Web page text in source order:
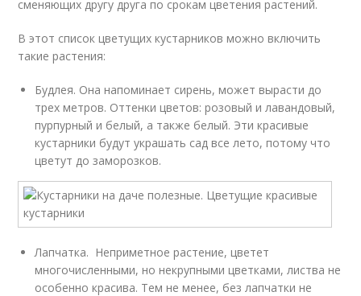
сменяющих другу друга по срокам цветения растений.
В этот список цветущих кустарников можно включить
такие растения:
Будлея. Она напоминает сирень, может вырасти до
трех метров. Оттенки цветов: розовый и лавандовый,
пурпурный и белый, а также белый. Эти красивые
кустарники будут украшать сад все лето, потому что
цветут до заморозков.
Лапчатка. Неприметное растение, цветет
многочисленными, но некрупными цветками, листва не
особенно красива. Тем не менее, без лапчатки не